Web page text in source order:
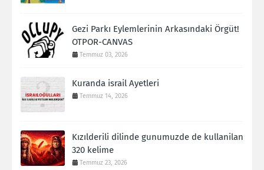
Gezi Parkı Eylemlerinin Arkasındaki Örgüt!
OTPOR-CANVAS
Temmuz 03, 2026
Kuranda israil Ayetleri
Temmuz 14, 2026
Kızılderili dilinde gunumuzde de kullanilan
320 kelime
Temmuz 23, 2026